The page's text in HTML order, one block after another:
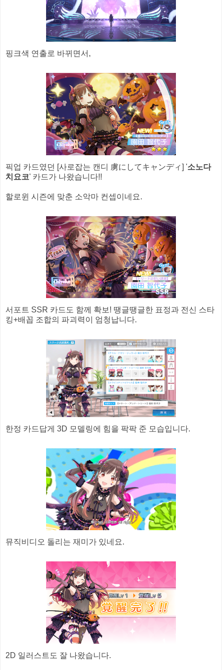
핑크색 연출로 바뀌면서,
픽업 카드였던 [사로잡는 캔디 虜にしてキャンディ] '소노다
치요코' 카드가 나왔습니다!!
할로윈 시즌에 맞춘 소악마 컨셉이네요.
서포트 SSR 카드도 함께 확보! 땡글땡글한 표정과 전신 스타
킹+배꼽 조합의 파괴력이 엄청납니다.
한정 카드답게 3D 모델링에 힘을 팍팍 준 모습입니다.
뮤직비디오 돌리는 재미가 있네요.
2D 일러스트도 잘 나왔습니다.